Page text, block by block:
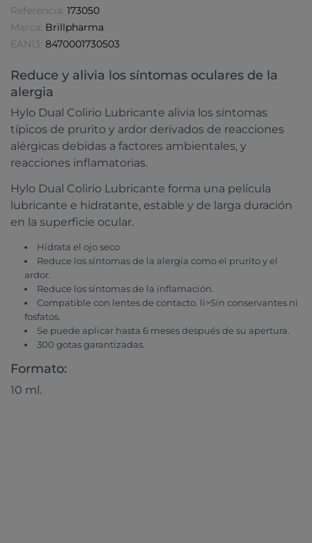
Referencia: 173050
Marca: Brillpharma
EAN13: 8470001730503
Reduce y alivia los síntomas oculares de la
alergia
Hylo Dual Colirio Lubricante alivia los síntomas
típicos de prurito y ardor derivados de reacciones
alérgicas debidas a factores ambientales, y
reacciones inflamatorias.
Hylo Dual Colirio Lubricante forma una película
lubricante e hidratante, estable y de larga duración
en la superficie ocular.
Hidrata el ojo seco
Reduce los síntomas de la alergia como el prurito y el
ardor.
Reduce los síntomas de la inflamación.
Compatible con lentes de contacto. li>Sin conservantes ni
fosfatos.
Se puede aplicar hasta 6 meses después de su apertura.
300 gotas garantizadas.
Formato:
10 ml.